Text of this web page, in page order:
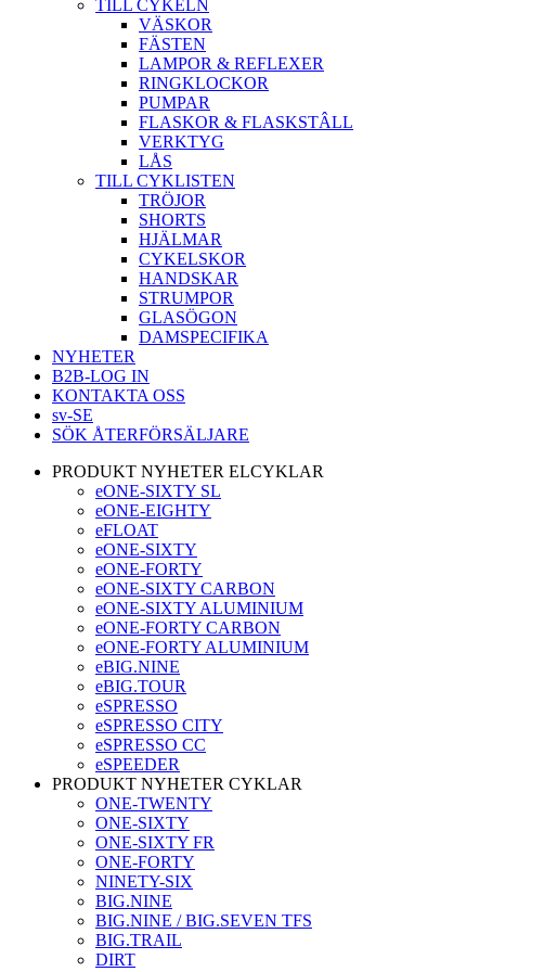
TILL CYKELN
VÄSKOR
FÄSTEN
LAMPOR & REFLEXER
RINGKLOCKOR
PUMPAR
FLASKOR & FLASKSTÂLL
VERKTYG
LÅS
TILL CYKLISTEN
TRÖJOR
SHORTS
HJÄLMAR
CYKELSKOR
HANDSKAR
STRUMPOR
GLASÖGON
DAMSPECIFIKA
NYHETER
B2B-LOG IN
KONTAKTA OSS
sv-SE
SÖK ÅTERFÖRSÄLJARE
PRODUKT NYHETER ELCYKLAR
eONE-SIXTY SL
eONE-EIGHTY
eFLOAT
eONE-SIXTY
eONE-FORTY
eONE-SIXTY CARBON
eONE-SIXTY ALUMINIUM
eONE-FORTY CARBON
eONE-FORTY ALUMINIUM
eBIG.NINE
eBIG.TOUR
eSPRESSO
eSPRESSO CITY
eSPRESSO CC
eSPEEDER
PRODUKT NYHETER CYKLAR
ONE-TWENTY
ONE-SIXTY
ONE-SIXTY FR
ONE-FORTY
NINETY-SIX
BIG.NINE
BIG.NINE / BIG.SEVEN TFS
BIG.TRAIL
DIRT